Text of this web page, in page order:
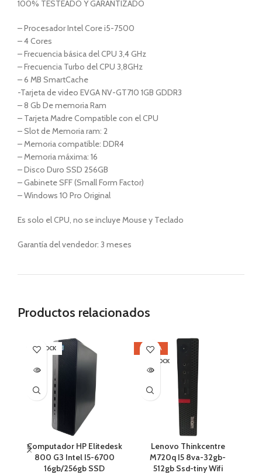
100% TESTEADO Y GARANTIZADO
– Procesador Intel Core i5-7500
– 4 Cores
– Frecuencia básica del CPU 3,4 GHz
– Frecuencia Turbo del CPU 3,8GHz
– 6 MB SmartCache
-Tarjeta de video EVGA NV-GT710 1GB GDDR3
– 8 Gb De memoria Ram
– Tarjeta Madre Compatible con el CPU
– Slot de Memoria ram: 2
– Memoria compatible: DDR4
– Memoria máxima: 16
– Disco Duro SSD 256GB
– Gabinete SFF (Small Form Factor)
– Windows 10 Pro Original
Es solo el CPU, no se incluye Mouse y Teclado
Garantía del vendedor: 3 meses
Productos relacionados
SIN STOCK
Computador HP Elitedesk
800 G3 Intel I5-6700
16gb/256gb SSD
OFERTA
SIN STOCK
Lenovo Thinkcentre
M720q I5 8va-32gb-
512gb Ssd-tiny Wifi